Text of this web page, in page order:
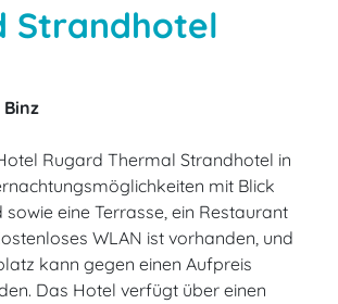
Strandhotel
Rugard Thermal Strandhotel in
mit Blick
eine Terrasse, ein Restaurant
WLAN ist vorhanden, und
kann gegen einen Aufpreis
Das Hotel verfügt über einen